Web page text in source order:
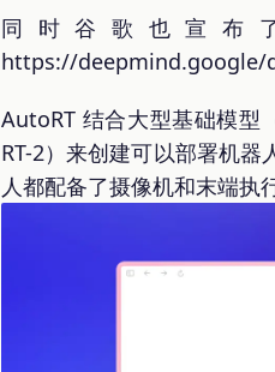
同时谷歌也宣布
https://deepmind.google/
AutoRT 结合大型基础模型
RT-2）来创建可以部署机
人都配备了摄像机和末端执